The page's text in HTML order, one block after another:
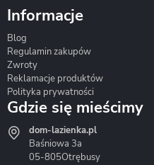
Hydrostop
Informacje
Blog
Regulamin zakupów
Zwroty
Reklamacje produktów
Polityka prywatności
Gdzie się mieścimy
dom-lazienka.pl
Baśniowa 3a
05-805Otrębusy